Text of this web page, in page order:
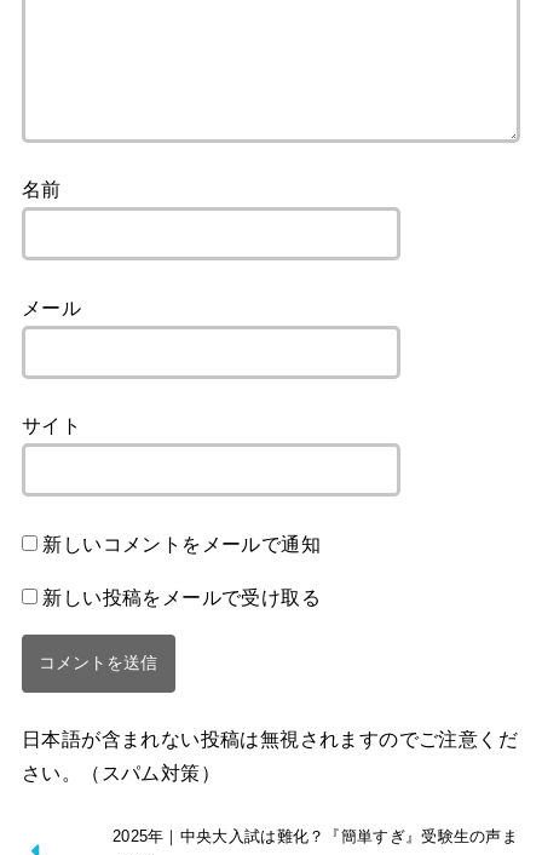
名前
メール
サイト
新しいコメントをメールで通知
新しい投稿をメールで受け取る
日本語が含まれない投稿は無視されますのでご注意くだ
さい。（スパム対策）
2025年｜中央大入試は難化？『簡単すぎ』受験生の声ま